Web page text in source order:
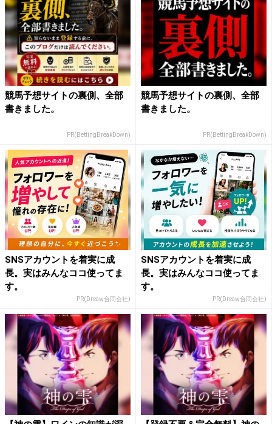
競馬予想サイトの裏側、全部
書きました。
PR(BettingBreakDown)
競馬予想サイトの裏側、全部
書きました。
PR(BettingBreakDown)
SNSアカウントを着実に成
長。実はみんなココ使ってま
す。
PR(Dreaw合同会社)
SNSアカウントを着実に成
長。実はみんなココ使ってま
す。
PR(Dreaw合同会社)